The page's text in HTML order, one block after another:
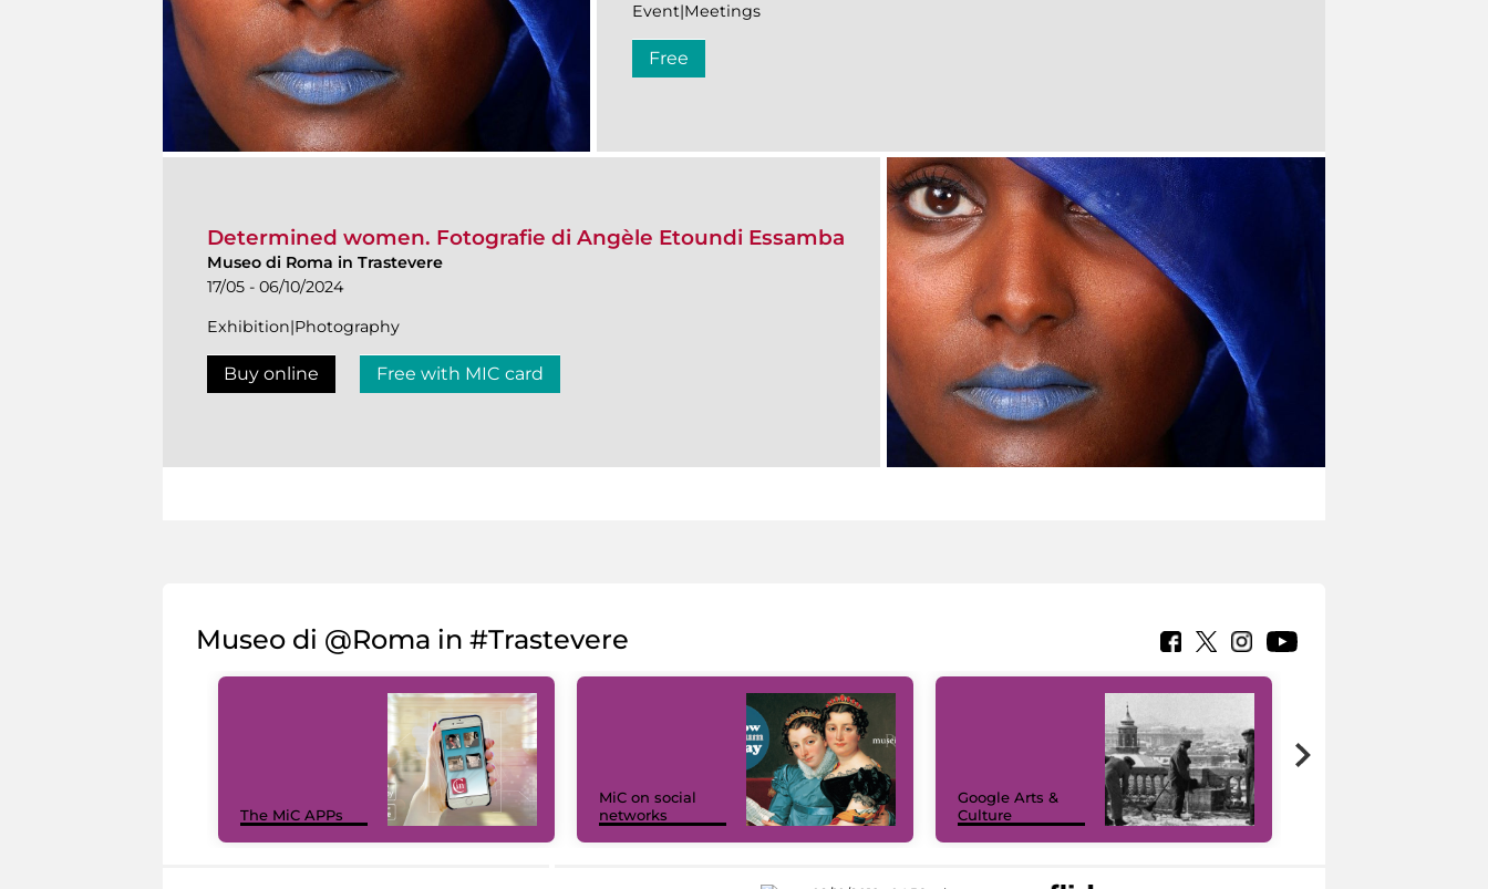
Event|Meetings
Free
Determined women. Fotografie di Angèle Etoundi Essamba
Museo di Roma in Trastevere
17/05 - 06/10/2024
Exhibition|Photography
Buy online Free with MIC card
Museo di @Roma in #Trastevere
The MiC APPs
MiC on social
networks
Google Arts &
Culture